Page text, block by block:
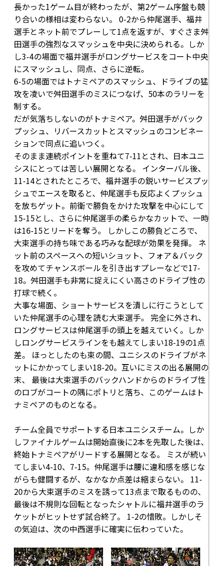
長かった1ゲーム目が終わったが、第2ゲーム序盤も競
り合いの様相は変わらない。 0-2から仲尾選手、福井
選手とネット前でプレーして1点を返すが、すぐさま舛
田選手の強烈なスマッシュを中央に決められる。しか
し3-4の場面で福井選手がロングサービスをコート中央
にスマッシュし、同点、さらに逆転。
6-5の場面ではトナミペアのスマッシュ、ドライブの猛
攻を凌いで舛田選手のミスにつなげ、50本のラリーを
制する。
だが気落ちしないのがトナミペア。舛田選手がバック
プッシュ、リバースカットとスマッシュのコンビネー
ションで同点に追いつく。
そのまま連続ポイントを重ねて7-11 とされ、日本ユニ
シスにとっては苦しい展開となる。 インターバル後、
11-14とされたところで、福井選手の鋭いサービスプッ
シュでエースを取ると、仲尾選手も反応よくプッシュ
を放ちゲット。前衛で勝負をかけた攻撃を中心にして
15-15とし、さらに仲尾選手の柔らかなカットで、一時
は16-15とリードを奪う。 しかしこの勝負どころで、
大束選手の持ち味である巧みな配球が効果を発揮。 ネ
ット前のスペースへの短いショット、フォア＆バック
を攻めてチャンスボールを引き出すプレーなどで17-
18。舛田選手も非常に捉えにくい高さのドライブ性の
打球で続く。
大事な場面、ショートサービスを潰しに行こうとして
いた仲尾選手の心理を読む大束選手。 完全に外され、
ロングサービスは仲尾選手の頭上を越えていく。しか
しロングサービスラインをも越えてしまい18-19の1点
差。 ほっとしたのも束の間、ユニシスのドライブがネ
ットにかかってしまい18-20。互いにミスの出る展開の
末、 最後は大束選手のバックハンドからのドライブ性
のロブがコートの隅にポトリと落ち、このゲームはト
ナミペアのものとなる。
チーム全員でサポートする日本ユニシスチーム。しか
しファイナルゲームは開始直後に2本を先取した後は、
終始トナミペアがリードする展開となる。 ミスが続い
てしまい4-10、 7-15。仲尾選手は腰に違和感を感じな
がらも健闘するが、なかなか点差は縮まらない。 11-
20から大束選手のミスを誘って13点まで取るものの、
最後は不規則な回転となったシャトルに福井選手のラ
ケットがヒットせず試合終了。 1-2の惜敗。しかしそ
の気迫は、次の中西選手に確実に伝わっていた。